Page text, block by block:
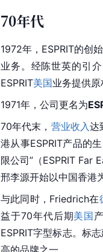
70年代
1972年，ESPRIT的创
业务。经陈世英的引
ESPRIT美国业务提供
1971年，公司更名为
70年代末， 营业收入达
港从事ESPRIT产品的
限公司”（ESPRIT Far
邢李源开始以中国香港
与此同时，Friedrich在
益于70年代后期美国
ESPRIT字型标志。标